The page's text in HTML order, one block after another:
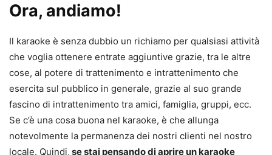
Ora, andiamo!
Il karaoke è senza dubbio un richiamo per qualsiasi attività
che voglia ottenere entrate aggiuntive grazie, tra le altre
cose, al potere di trattenimento e intrattenimento che
esercita sul pubblico in generale, grazie al suo grande
fascino di intrattenimento tra amici, famiglia, gruppi, ecc.
Se c’è una cosa buona nel karaoke, è che allunga
notevolmente la permanenza dei nostri clienti nel nostro
locale. Quindi, se stai pensando di aprire un karaoke